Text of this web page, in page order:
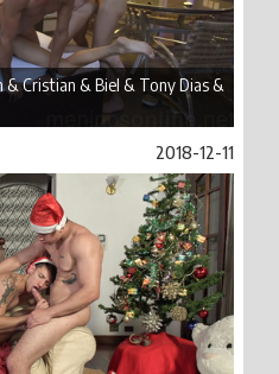
& Cristian & Biel & Tony Dias &
2018-12-11